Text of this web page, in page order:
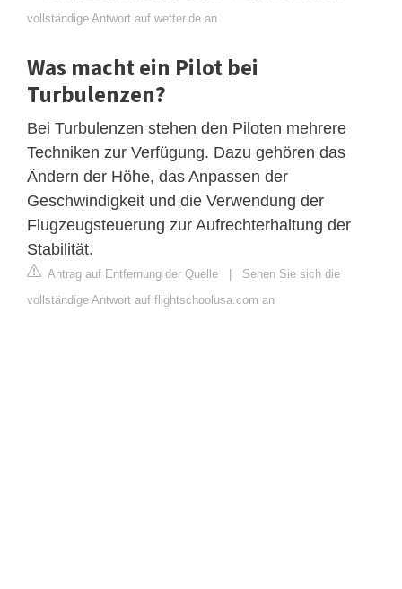
vollständige Antwort auf wetter.de an
Was macht ein Pilot bei
Turbulenzen?
Bei Turbulenzen stehen den Piloten mehrere
Techniken zur Verfügung. Dazu gehören das
Ändern der Höhe, das Anpassen der
Geschwindigkeit und die Verwendung der
Flugzeugsteuerung zur Aufrechterhaltung der
Stabilität.
Antrag auf Entfernung der Quelle | Sehen Sie sich die
vollständige Antwort auf flightschoolusa.com an